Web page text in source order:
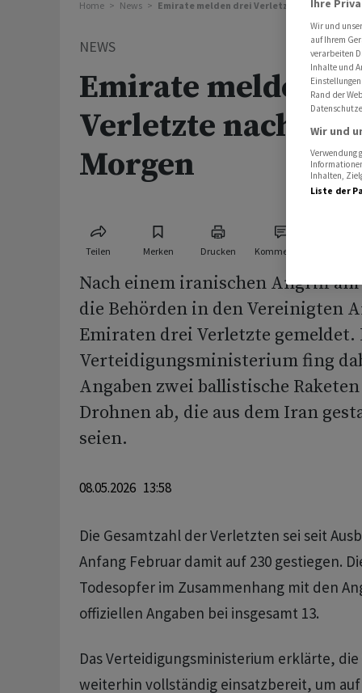
Home News Emirate melden drei Verletzte nach Angriff
NEWS
Emirate melden
Verletzte nach
Morgen
Teilen Merken Drucken Kommentare
Nach einem iranischen Angriff
die Behörden in den Vereinigten
Emiraten drei Verletzte gemeldet.
Verteidigungsministerium fing
Angaben zwei ballistische
Drohnen ab, die aus dem Iran
seien.
08.05.2026 13:58
Die Gesamtzahl der Verletzten sei seit
Anfang Februar damit auf 230 gestiegen.
Todesopfer im Zusammenhang mit den
offiziellen Angaben bei insgesamt 13.
Das Verteidigungsministerium erklärte,
weiterhin vollständig einsatzbereit, um
Ihre
Wir und
auf Ihrem
verarbeiten
Inhalte und
Rand der
Wir und
Verwendung
Inhalten,
Liste der